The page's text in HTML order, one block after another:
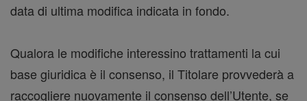
data di ultima modifica indicata in fondo.
Qualora le modifiche interessino trattamenti la cui
base giuridica è il consenso, il Titolare provvederà a
raccogliere nuovamente il consenso dell’Utente, se